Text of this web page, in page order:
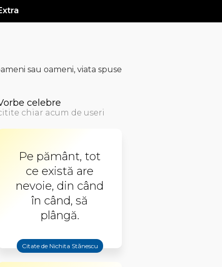
sau oameni, viata spuse
celebre
chiar acum de useri
Pe pământ, tot
ce există are
nevoie, din când
în când, să
plângă.
Citate de Nichita Stănescu